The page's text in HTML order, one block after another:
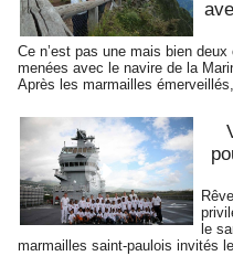
Ce n’est pas une mais bien
menées avec le navire de la
Après les marmailles
le
marmailles saint-paulois invités